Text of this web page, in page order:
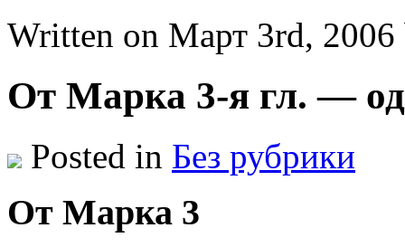
Written on Март 3rd, 2006
От Марка 3-я гл. —
Posted in Без рубрики
От Марка 3